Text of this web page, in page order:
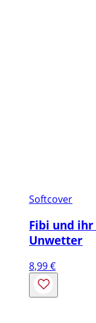
Softcover
Fibi und ihr
Unwetter
8,99€